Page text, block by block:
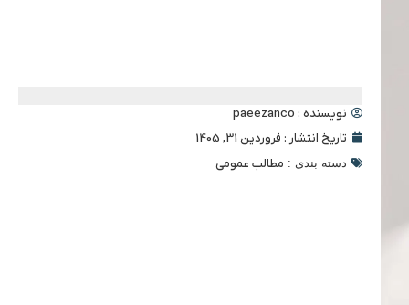
نویسنده : paeezanco
تاریخ انتشار : فروردین 31, 1405
دسته بندی : مطالب عمومی